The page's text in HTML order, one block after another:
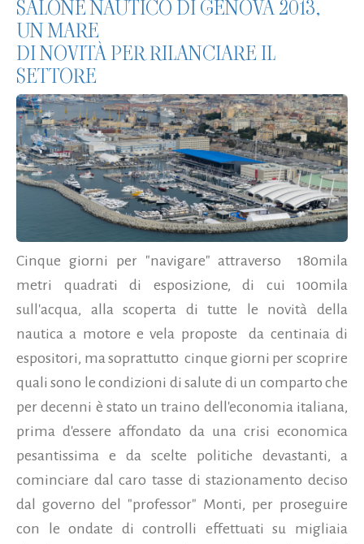
SALONE NAUTICO DI GENOVA 2013,
UN MARE
DI NOVITÀ PER RILANCIARE IL
SETTORE
Cinque giorni per "navigare" attraverso 180mila
metri quadrati di esposizione, di cui 100mila
sull'acqua, alla scoperta di tutte le novità della
nautica a motore e vela proposte da centinaia di
espositori, ma soprattutto cinque giorni per scoprire
quali sono le condizioni di salute di un comparto che
per decenni è stato un traino dell'economia italiana,
prima d'essere affondato da una crisi economica
pesantissima e da scelte politiche devastanti, a
cominciare dal caro tasse di stazionamento deciso
dal governo del "professor" Monti, per proseguire
con le ondate di controlli effettuati su migliaia